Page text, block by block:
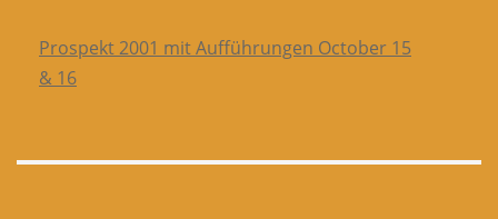
Prospekt 2001 mit Aufführungen October 15
& 16